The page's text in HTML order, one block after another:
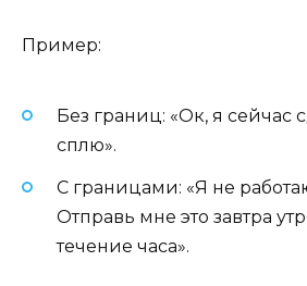
Пример:
Без границ: «Ок, я сейчас
сплю».
С границами: «Я не
Отправь мне это завтра
течение часа».